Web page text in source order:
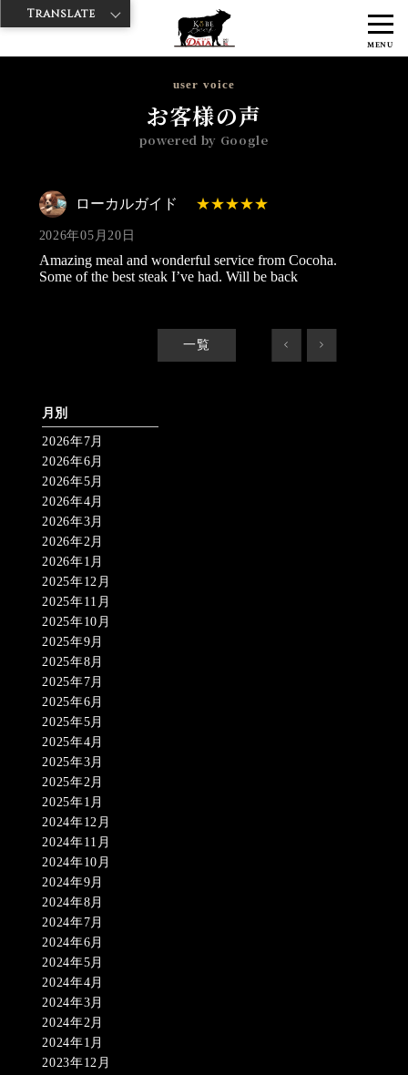
MENU
神戸牛ダイヤ > 神戸牛ダイア 浅草楽天地店
ロー
user voice
お客様の声
powered by Google
ローカルガイド
2026年05月20日
Amazing meal and wonderful service from Cocoha.
Some of the best steak I’ve had. Will be back
一覧 < >
月別
2026年7月
2026年6月
2026年5月
2026年4月
2026年3月
2026年2月
2026年1月
2025年12月
2025年11月
2025年10月
2025年9月
2025年8月
2025年7月
2025年6月
2025年5月
2025年4月
2025年3月
2025年2月
2025年1月
2024年12月
2024年11月
2024年10月
2024年9月
2024年8月
2024年7月
2024年6月
2024年5月
2024年4月
2024年3月
2024年2月
2024年1月
2023年12月
Translate